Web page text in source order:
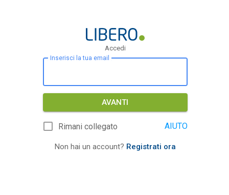
Accedi
Inserisci la tua email
AVANTI
Rimani collegato AIUTO
Non hai un account? Registrati ora